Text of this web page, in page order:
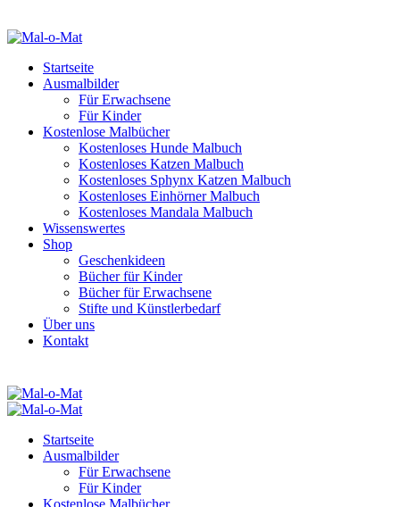
Startseite
Ausmalbilder
Für Erwachsene
Für Kinder
Kostenlose Malbücher
Kostenloses Hunde Malbuch
Kostenloses Katzen Malbuch
Kostenloses Sphynx Katzen Malbuch
Kostenloses Einhörner Malbuch
Kostenloses Mandala Malbuch
Wissenswertes
Shop
Geschenkideen
Bücher für Kinder
Bücher für Erwachsene
Stifte und Künstlerbedarf
Über uns
Kontakt
Startseite
Ausmalbilder
Für Erwachsene
Für Kinder
Kostenlose Malbücher